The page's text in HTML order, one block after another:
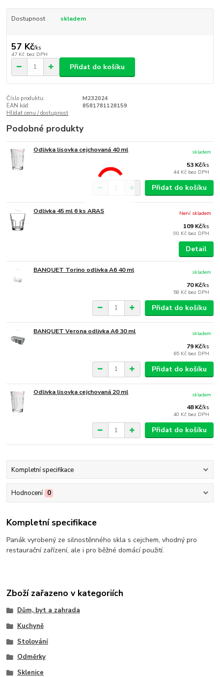
Dostupnost skladem
57 Kč/ks
47 Kč bez DPH
Přidat do košíku
Číslo produktu:
M232024
EAN kód:
8581781128159
Hlídat cenu / dostupnost
Podobné produkty
Odlivka lisovka cejchovaná 40 ml
53 Kč/ks
44 Kč bez DPH
skladem
Přidat do košíku
Odlivka 45 ml 6 ks ARAS
109 Kč/ks
90 Kč bez DPH
Není skladem
Detail
BANQUET Torino odlivka A6 40 ml
70 Kč/ks
58 Kč bez DPH
skladem
Přidat do košíku
BANQUET Verona odlivka A6 30 ml
79 Kč/ks
65 Kč bez DPH
skladem
Přidat do košíku
Odlivka lisovka cejchovaná 20 ml
48 Kč/ks
40 Kč bez DPH
skladem
Přidat do košíku
Kompletní specifikace
Hodnocení 0
Kompletní specifikace
Panák vyrobený ze silnostěnného skla s cejchem, vhodný pro
restaurační zařízení, ale i pro běžné domácí použití.
Zboží zařazeno v kategoriích
Dům, byt a zahrada
Kuchyně
Stolování
Odměrky
Sklenice